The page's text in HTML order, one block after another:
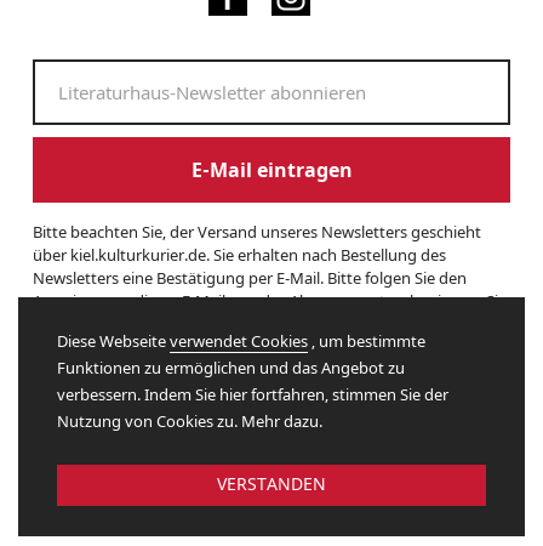
E-Mail eintragen
Bitte beachten Sie, der Versand unseres Newsletters geschieht
über kiel.kulturkurier.de. Sie erhalten nach Bestellung des
Newsletters eine Bestätigung per E-Mail. Bitte folgen Sie den
Anweisungen dieser E-Mail, um das Abonnement zu beginnen. Sie
Ende eines Newsletters entsprechende Informationen. Und hier
finden Sie unsereDatenschutzerklärung.
Website by
Diese Webseiteverwendet Cookies , um bestimmte
Funktionen zu ermöglichen und das Angebot zu
verbessern. Indem Sie hier fortfahren, stimmen Sie der
Nutzung von Cookies zu. Mehr dazu.
VERSTANDEN